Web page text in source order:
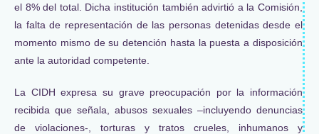
el 8% del total. Dicha institución también advirtió a la Comisión,
la falta de representación de las personas detenidas desde el
momento mismo de su detención hasta la puesta a disposición
ante la autoridad competente.
La CIDH expresa su grave preocupación por la información
recibida que señala, abusos sexuales –incluyendo denuncias
de violaciones-, torturas y tratos crueles, inhumanos y